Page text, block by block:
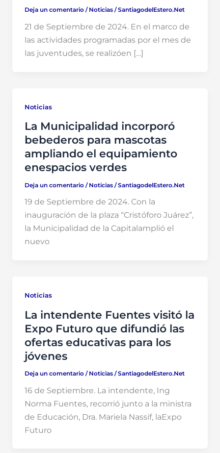
Deja un comentario / Noticias/SantiagodelEstero.Net
21 de Septiembre de 2024. En el marco de
las actividades programadas por el mes de
las juventudes, se realizóen […]
Noticias
La Municipalidad incorporó
bebederos para mascotas
ampliando el equipamiento
enespacios verdes
Deja un comentario / Noticias/SantiagodelEstero.Net
19 de Septiembre de 2024. Con la
inauguración de la plaza “Cristóforo Juárez”,
la Municipalidad de la Capitalamplió el
nuevo
Noticias
La intendente Fuentes visitó la
Expo Futuro que difundió las
ofertas educativas para los
jóvenes
Deja un comentario / Noticias/SantiagodelEstero.Net
16 de Septiembre. La intendente, Ing
Norma Fuentes, recorrió junto a la ministra
de Educación, Dra. Mariela Nassif, laExpo
Futuro